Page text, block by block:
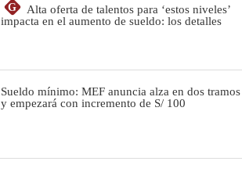
G
Alta oferta de talentos para ‘estos niveles’
impacta en el aumento de sueldo: los detalles
Sueldo mínimo: MEF anuncia alza en dos tramos
y empezará con incremento de S/ 100